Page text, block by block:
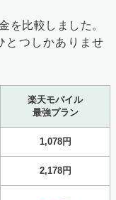
を比較しました。
とつしかありませ
楽天モバイル
最強プラン
1,078円
2,178円